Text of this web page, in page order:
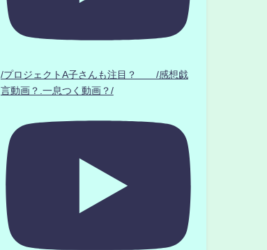
/プロジェクトA子さんも注目？ /感想戯
言動画？.一息つく動画？/